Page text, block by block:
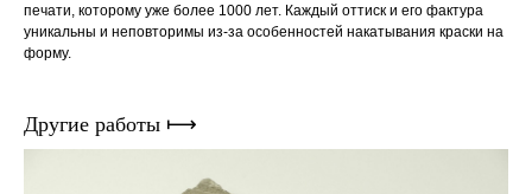
печати, которому уже более 1000 лет. Каждый оттиск и его фактура
уникальны и неповторимы из-за особенностей накатывания краски на
форму.
Другие работы ⟼